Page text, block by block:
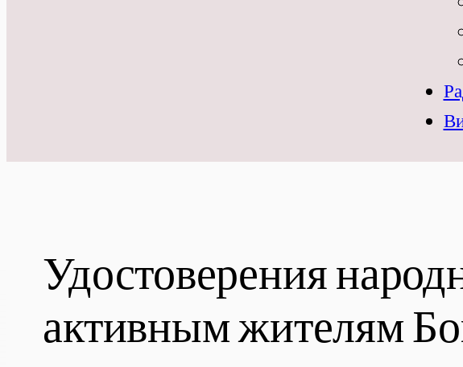
Удостоверения
активным жителям